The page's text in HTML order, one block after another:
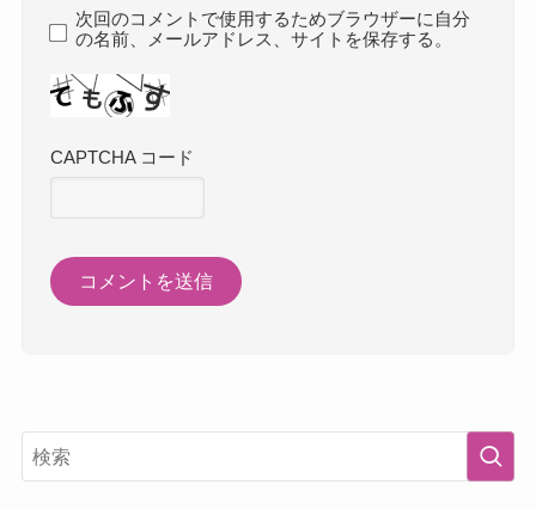
次回のコメントで使用するためブラウザーに自分
の名前、メールアドレス、サイトを保存する。
CAPTCHA コード